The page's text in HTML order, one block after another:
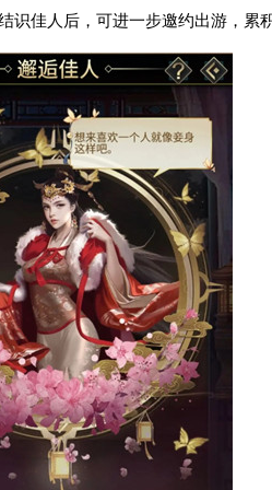
识佳人后，可进一步邀约出游，累积